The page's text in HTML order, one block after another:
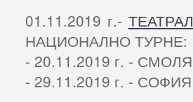
01.11.2019 г.-
НАЦИОНАЛНО ТУРНЕ:
- 20.11.2019 г. -
- 29.11.2019 г. - СОФИЯ